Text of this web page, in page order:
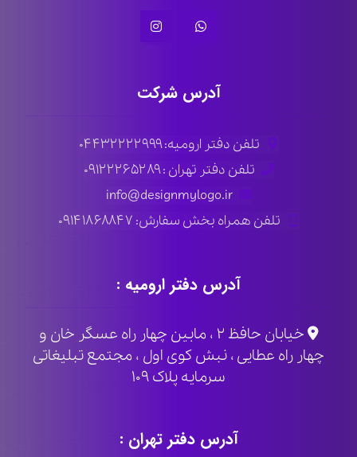
آدرس شرکت
تلفن دفتر ارومیه: ۰۴۴۳۲۲۲۲۹۹۹
تلفن دفتر تهران : ۰۹۱۲۲۲۶۵۲۸۹
info@designmylogo.ir
تلفن همراه بخش سفارش: ۰۹۱۴۱۸۶۸۸۴۷
آدرس دفتر ارومیه :
خیابان حافظ ۲ ، مابین چهار راه عسگر خان و
چهار راه عطایی ، نبش کوی اول ، مجتمع تبلیغاتی
سرمایه پلاک ۱۰۹
آدرس دفتر تهران :